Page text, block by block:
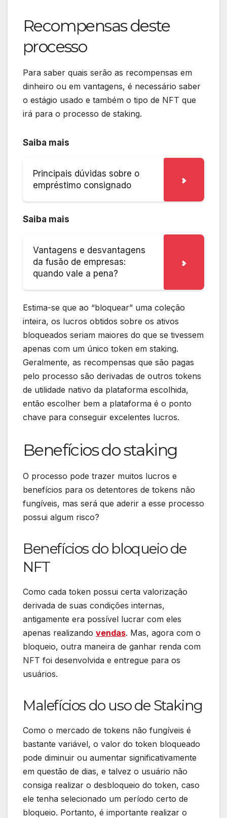
Recompensas deste
processo
Para saber quais serão as recompensas em
dinheiro ou em vantagens, é necessário saber
o estágio usado e também o tipo de NFT que
irá para o processo de staking.
Saiba mais
Principais dúvidas sobre o
empréstimo consignado
Saiba mais
Vantagens e desvantagens
da fusão de empresas:
quando vale a pena?
Estima-se que ao “bloquear” uma coleção
inteira, os lucros obtidos sobre os ativos
bloqueados seriam maiores do que se tivessem
apenas com um único token em staking.
Geralmente, as recompensas que são pagas
pelo processo são derivadas de outros tokens
de utilidade nativo da plataforma escolhida,
então escolher bem a plataforma é o ponto
chave para conseguir excelentes lucros.
Benefícios do staking
O processo pode trazer muitos lucros e
benefícios para os detentores de tokens não
fungíveis, mas será que aderir a esse processo
possui algum risco?
Benefícios do bloqueio de
NFT
Como cada token possui certa valorização
derivada de suas condições internas,
antigamente era possível lucrar com eles
apenas realizando vendas. Mas, agora com o
bloqueio, outra maneira de ganhar renda com
NFT foi desenvolvida e entregue para os
usuários.
Malefícios do uso de Staking
Como o mercado de tokens não fungíveis é
bastante variável, o valor do token bloqueado
pode diminuir ou aumentar significativamente
em questão de dias, e talvez o usuário não
consiga realizar o desbloqueio do token, caso
ele tenha selecionado um período certo de
bloqueio. Portanto, é importante realizar o